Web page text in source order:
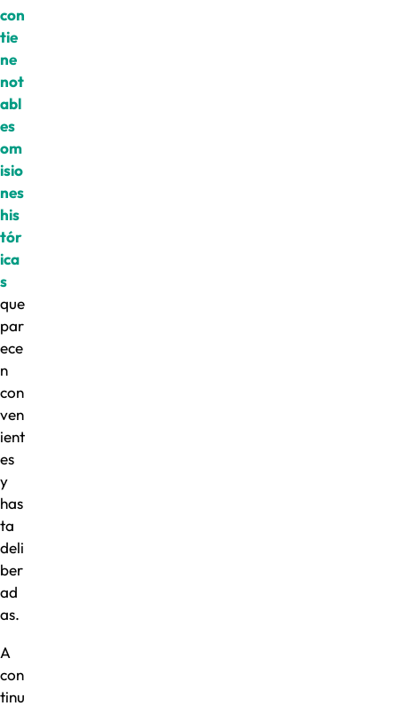
con
tie
ne
not
abl
es
om
isio
nes
his
tór
ica
s
que
par
ece
n
con
ven
ient
es
y
has
ta
deli
ber
ad
as.
A
con
tinu